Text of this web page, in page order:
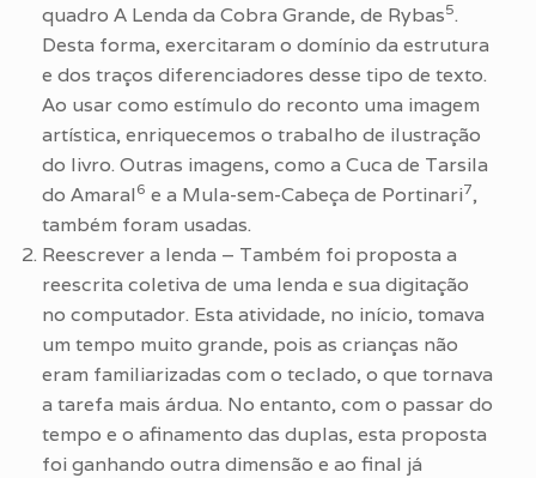
quadro A Lenda da Cobra Grande, de Rybas5.
Desta forma, exercitaram o domínio da estrutura
e dos traços diferenciadores desse tipo de texto.
Ao usar como estímulo do reconto uma imagem
artística, enriquecemos o trabalho de ilustração
do livro. Outras imagens, como a Cuca de Tarsila
do Amaral 6 e a Mula-sem-Cabeça de Portinari7,
também foram usadas.
Reescrever a lenda – Também foi proposta a
reescrita coletiva de uma lenda e sua digitação
no computador. Esta atividade, no início, tomava
um tempo muito grande, pois as crianças não
eram familiarizadas com o teclado, o que tornava
a tarefa mais árdua. No entanto, com o passar do
tempo e o afinamento das duplas, esta proposta
foi ganhando outra dimensão e ao final já